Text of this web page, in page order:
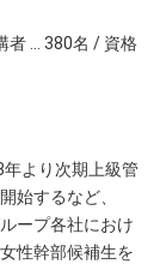
者 … 380名 / 資格
より次期上級管
始するなど、
ープ各社におけ
性幹部候補生を